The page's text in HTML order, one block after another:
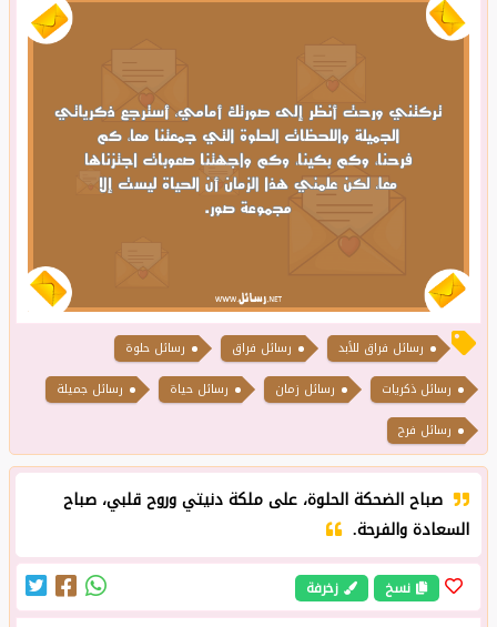
رسائل فراق للأبد رسائل فراق
رسائل حلوة
رسائل ذكريات
رسائل زمان رسائل حياة
رسائل جميلة
رسائل فرح
صباح الضحكة الحلوة، على ملكة دنيتي وروح قلبي، صباح
السعادة والفرحة.
نسخ زخرفة